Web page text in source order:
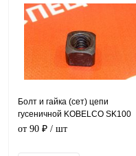
Болт и гайка (сет) цепи
гусеничной KOBELCO SK100
от 90 ₽ / шт